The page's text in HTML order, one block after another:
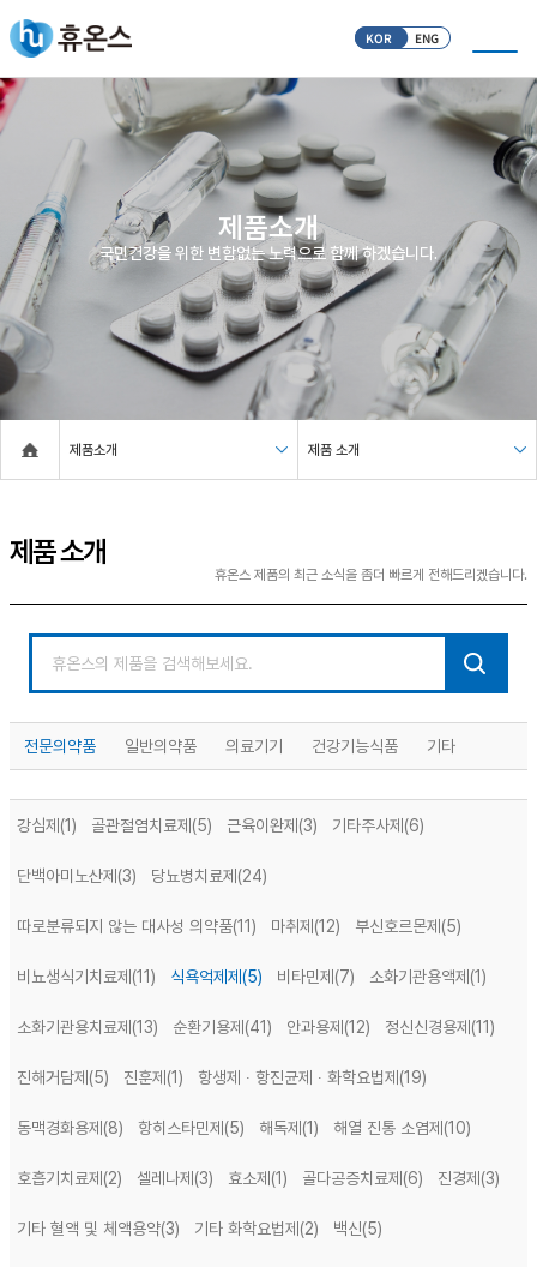
KOR ENG
제품소개
국민건강을 위한 변함없는 노력으로 함께 하겠습니다.
제품소개 제품 소개
제품 소개
휴온스 제품의 최근 소식을 좀더 빠르게 전해드리겠습니다.
전문의약품 일반의약품 의료기기 건강기능식품 기타
강심제 (1) 골관절염치료제 (5) 근육이완제 (3) 기타주사제 (6)
단백아미노산제 (3) 당뇨병치료제 (24)
따로분류되지 않는 대사성 의약품(11) 마취제 (12) 부신호르몬제 (5)
비뇨생식기치료제 (11) 식욕억제제 (5) 비타민제 (7) 소화기관용액제 (1)
소화기관용치료제 (13) 순환기용제 (41) 안과용제 (12) 정신신경용제 (11)
진해거담제 (5) 진훈제 (1) 항생제 ∙ 항진균제 ∙ 화학요법제 (19)
동맥경화용제 (8) 항히스타민제 (5) 해독제 (1) 해열 진통 소염제 (10)
호흡기치료제 (2) 셀레나제 (3) 효소제 (1) 골다공증치료제 (6) 진경제 (3)
기타 혈액 및 체액용약(3) 기타 화학요법제 (2) 백신(5)